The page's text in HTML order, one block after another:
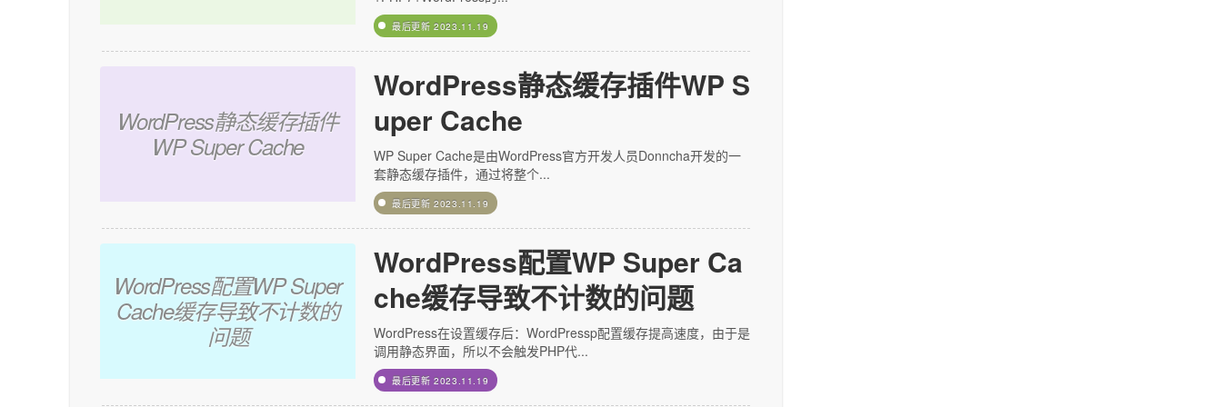
最后更新2023.11.19
WordPress静态缓存插件
WP Super Cache
WordPress静态缓存插件WP S
uper Cache
WP Super Cache是由WordPress官方开发人员Donncha开发的一
套静态缓存插件，通过将整个...
最后更新2023.11.19
WordPress配置WP Super
Cache缓存导致不计数的
问题
WordPress配置WP Super Ca
che缓存导致不计数的问题
WordPress在设置缓存后：WordPressp配置缓存提高速度，由于是
调用静态界面，所以不会触发PHP代...
最后更新2023.11.19